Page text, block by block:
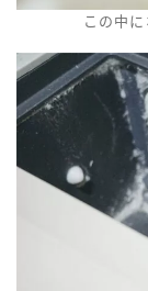
この中